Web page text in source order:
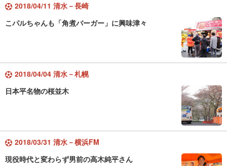
2018/04/11 清水－長崎
こパルちゃんも「角煮バーガー」に興味津々
2018/04/04 清水－札幌
日本平名物の桜並木
2018/03/31 清水－横浜FM
現役時代と変わらず男前の高木純平さん